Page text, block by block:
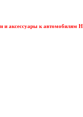
и аксессуары к автомобилям